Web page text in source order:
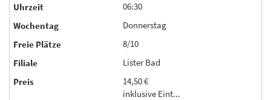
06:30
Donnerstag
8/10
Lister Bad
14,50 €
inklusive Eint...